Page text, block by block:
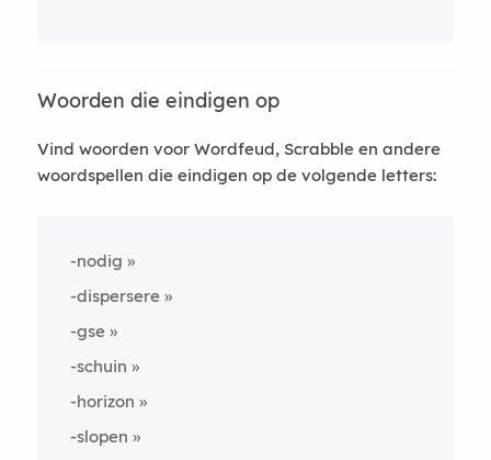
Woorden die eindigen op
Vind woorden voor Wordfeud, Scrabble en andere
woordspellen die eindigen op de volgende letters:
-nodig
-dispersere
-gse
-schuin
-horizon
-slopen